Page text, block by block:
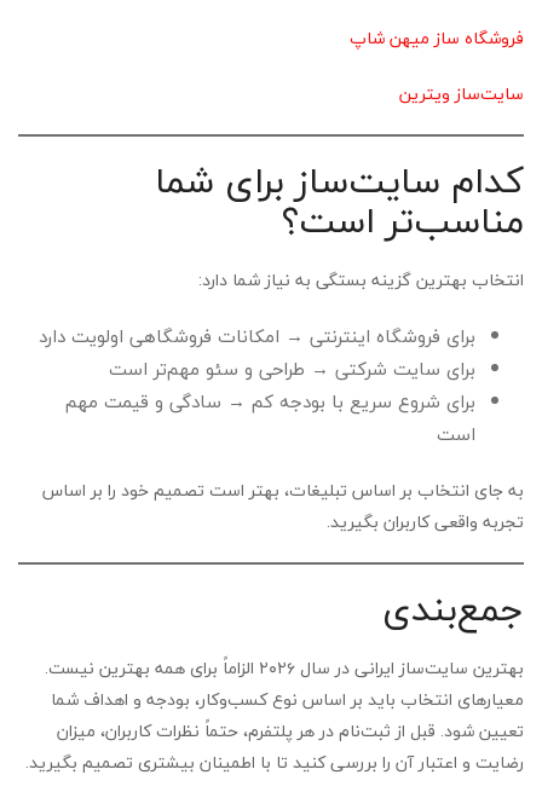
فروشگاه ساز میهن شاپ
سایت‌ساز ویترین
کدام سایت‌ساز برای شما
مناسب‌تر است؟
انتخاب بهترین گزینه بستگی به نیاز شما دارد:
برای فروشگاه اینترنتی → امکانات فروشگاهی اولویت دارد
برای سایت شرکتی → طراحی و سئو مهم‌تر است
برای شروع سریع با بودجه کم → سادگی و قیمت مهم
است
به جای انتخاب بر اساس تبلیغات، بهتر است تصمیم خود را بر اساس
تجربه واقعی کاربران بگیرید.
جمع‌بندی
بهترین سایت‌ساز ایرانی در سال ۲۰۲۶ الزاماً برای همه بهترین نیست.
معیارهای انتخاب باید بر اساس نوع کسب‌وکار، بودجه و اهداف شما
تعیین شود. قبل از ثبت‌نام در هر پلتفرم، حتماً نظرات کاربران، میزان
رضایت و اعتبار آن را بررسی کنید تا با اطمینان بیشتری تصمیم بگیرید.